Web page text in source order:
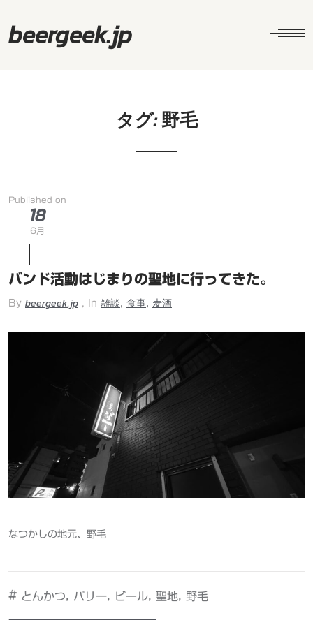
beergeek.jp
タグ:野毛
Published on
18
6月
バンド活動はじまりの聖地に行ってきた。
By beergeek.jp , In 雑談 食事 麦酒
なつかしの地元、野毛
# とんかつ パリ一 ビール 聖地 野毛